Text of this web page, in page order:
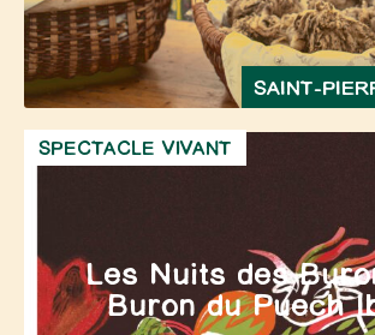
SAINT-
Les Nuits des
Buron du Puech
SPECTACLE VIVANT